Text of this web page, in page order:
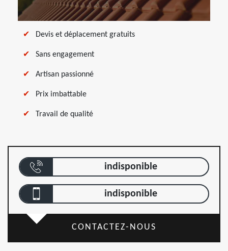
Devis et déplacement gratuits
Sans engagement
Artisan passionné
Prix imbattable
Travail de qualité
indisponible
indisponible
CONTACTEZ-NOUS